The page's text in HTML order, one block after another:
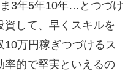
3年5年10年…とつづけ
資して、早くスキルを
万円稼ぎつづけるス
率的で堅実といえるの